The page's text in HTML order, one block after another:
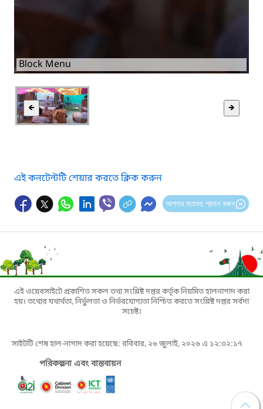
Block Menu
🡸 🡺
এই কনটেন্টটি শেয়ার করতে ক্লিক করুন
আপনার মতামত প্রদান করুন
এই ওয়েবসাইটে প্রকাশিত সকল তথ্য সংশ্লিষ্ট দপ্তর কর্তৃক নিয়মিত হালনাগাদ করা
হয়। তথ্যের যথার্থতা, নির্ভুলতা ও নির্ভরযোগ্যতা নিশ্চিত করতে সংশ্লিষ্ট দপ্তর সর্বদা
সচেষ্ট।
সাইটটি শেষ হাল-নাগাদ করা হয়েছে: রবিবার, ২৬ জুলাই, ২০২৬ এ ১২:৩২:১৭
পরিকল্পনা এবং বাস্তবায়ন